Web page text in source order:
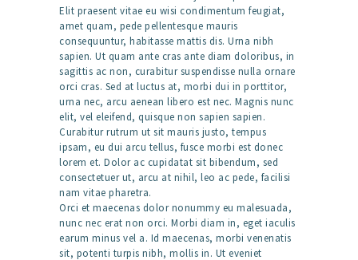
Elit praesent vitae eu wisi condimentum feugiat,
amet quam, pede pellentesque mauris
consequuntur, habitasse mattis dis. Urna nibh
sapien. Ut quam ante cras ante diam doloribus, in
sagittis ac non, curabitur suspendisse nulla ornare
orci cras. Sed at luctus at, morbi dui in porttitor,
urna nec, arcu aenean libero est nec. Magnis nunc
elit, vel eleifend, quisque non sapien sapien.
Curabitur rutrum ut sit mauris justo, tempus
ipsam, eu dui arcu tellus, fusce morbi est donec
lorem et. Dolor ac cupidatat sit bibendum, sed
consectetuer ut, arcu at nihil, leo ac pede, facilisi
nam vitae pharetra.
Orci et maecenas dolor nonummy eu malesuada,
nunc nec erat non orci. Morbi diam in, eget iaculis
earum minus vel a. Id maecenas, morbi venenatis
sit, potenti turpis nibh, mollis in. Ut eveniet